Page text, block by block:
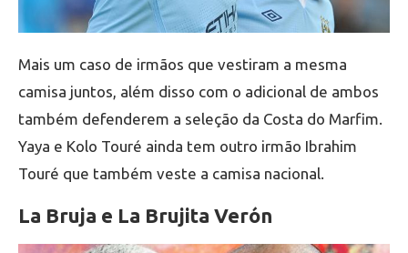
Mais um caso de irmãos que vestiram a mesma
camisa juntos, além disso com o adicional de ambos
também defenderem a seleção da Costa do Marfim.
Yaya e Kolo Touré ainda tem outro irmão Ibrahim
Touré que também veste a camisa nacional.
La Bruja e La Brujita Verón